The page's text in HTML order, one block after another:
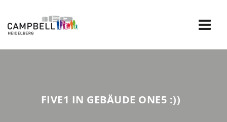
content
FIVE1 IN GEBÄUDE ONE5 :))